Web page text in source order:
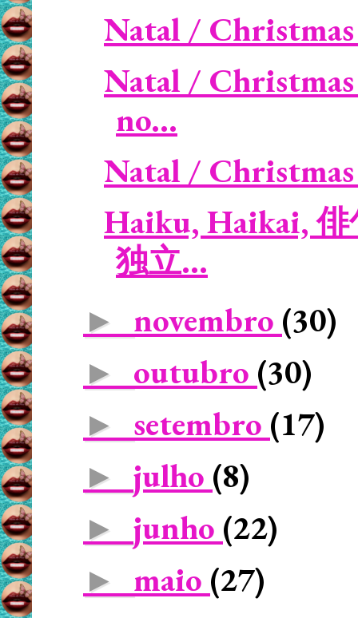
Natal /
Natal / Christmas
no...
Natal /
Haiku, Haikai, 俳
独立...
► novembro (30)
► outubro (30)
► setembro (17)
► julho (8)
► junho (22)
► maio (27)